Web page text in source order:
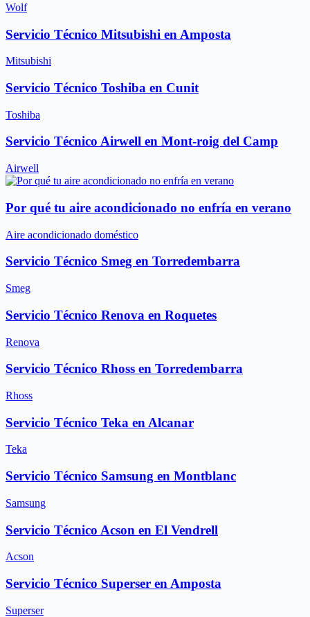
Wolf
Servicio Técnico Mitsubishi en Amposta
Mitsubishi
Servicio Técnico Toshiba en Cunit
Toshiba
Servicio Técnico Airwell en Mont-roig del Camp
Airwell
Por qué tu aire acondicionado no enfría en verano
Aire acondicionado doméstico
Servicio Técnico Smeg en Torredembarra
Smeg
Servicio Técnico Renova en Roquetes
Renova
Servicio Técnico Rhoss en Torredembarra
Rhoss
Servicio Técnico Teka en Alcanar
Teka
Servicio Técnico Samsung en Montblanc
Samsung
Servicio Técnico Acson en El Vendrell
Acson
Servicio Técnico Superser en Amposta
Superser